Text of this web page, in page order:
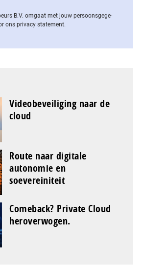
B.V. omgaat met jouw per­soons­ge­ge­
ons privacy statement.
Videobeveiliging naar de
cloud
Route naar digitale
autonomie en
soevereiniteit
Comeback? Private Cloud
heroverwogen.